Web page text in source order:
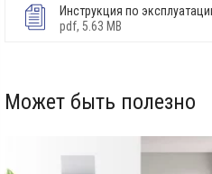
Инструкция по
pdf, 5.63 MB
Может быть полезно